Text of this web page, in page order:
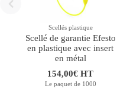
Scellés plastique
Scellé de garantie Efesto
en plastique avec insert
en métal
154,00€ HT
Le paquet de 1000